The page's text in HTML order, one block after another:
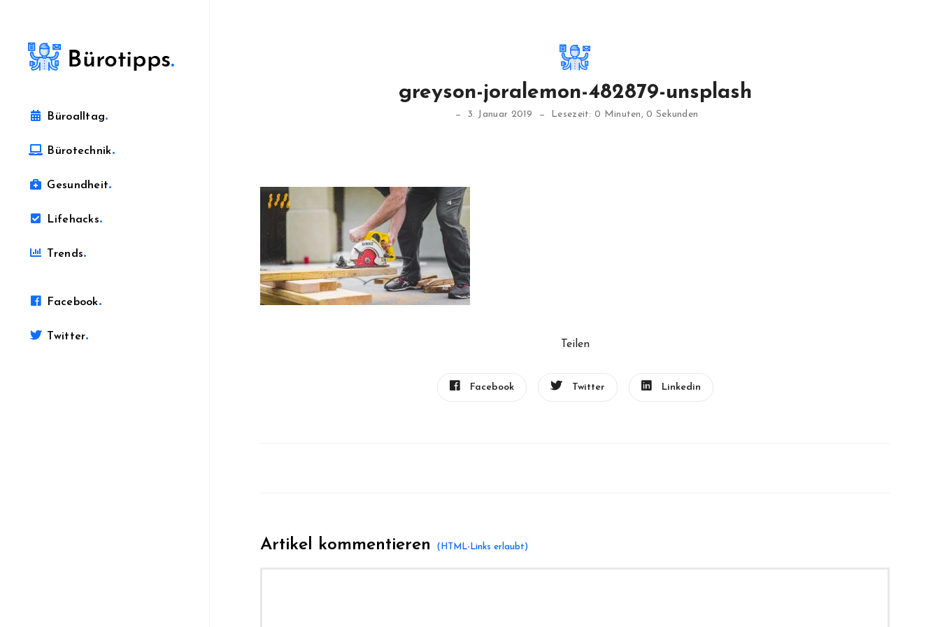
Büroalltag.
Bürotechnik.
Gesundheit.
Lifehacks.
Trends.
Facebook.
Twitter.
greyson-joralemon-482879-unsplash
3. Januar 2019 Lesezeit: 0 Minuten, 0 Sekunden
Teilen
Facebook Twitter Linkedin
Artikel kommentieren